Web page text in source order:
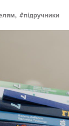
підручники